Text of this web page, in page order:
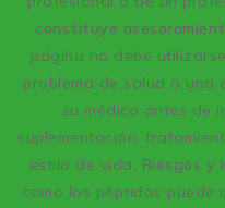
constituye
página no debe
problema de salud o una
su médico antes de
suplementación,
estilo de vida. Riesgos y
como los péptidos puede